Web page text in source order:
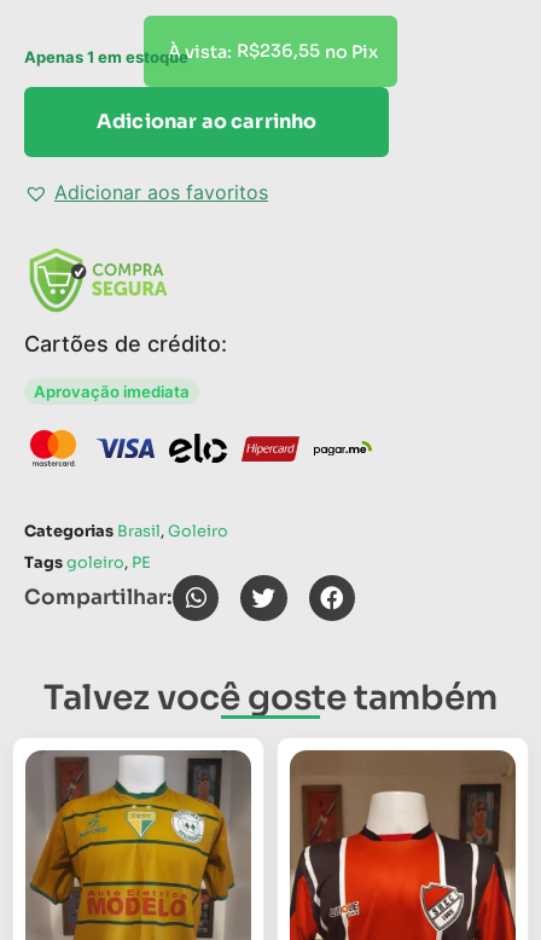
À vista: R$236,55 no Pix
Apenas 1 em estoque
Adicionar ao carrinho
Adicionar aos favoritos
Cartões de crédito:
Aprovação imediata
Categorias Brasil,Goleiro
Tagsgoleiro, PE
Compartilhar:
Talvez você goste também